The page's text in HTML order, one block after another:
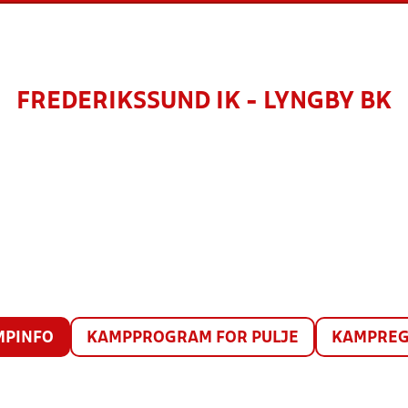
FREDERIKSSUND IK - LYNGBY BK
KAMPPROGRAM FOR PULJE